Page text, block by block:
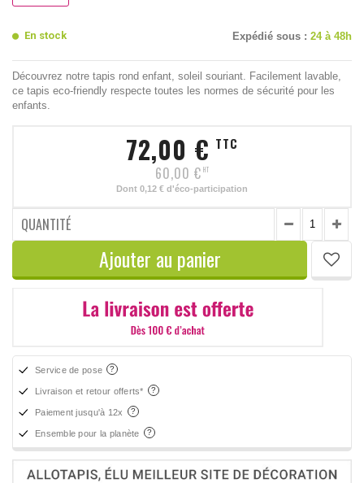
En stock Expédié sous : 24 à 48h
Découvrez notre tapis rond enfant, soleil souriant. Facilement lavable,
ce tapis eco-friendly respecte toutes les normes de sécurité pour les
enfants.
72,00 € TTC
60,00 € HT
Dont 0,12 € d'éco-participation
QUANTITÉ
Ajouter au panier
Service de pose
Livraison et retour offerts*
Paiement jusqu'à 12x
Ensemble pour la planète